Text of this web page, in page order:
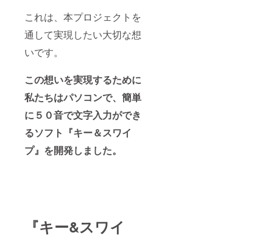
これは、本プロジェクトを
通して実現したい大切な想
いです。
この想いを実現するために
私たちはパソコンで、簡単
に５０音で文字入力ができ
るソフト『キー＆スワイ
プ』を開発しました。
『キー&スワイ